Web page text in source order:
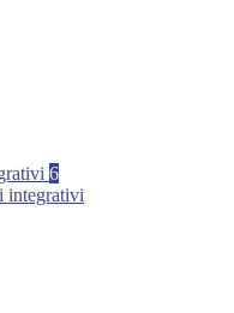
6
integrativi